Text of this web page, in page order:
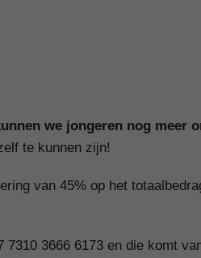
we jongeren nog meer
te kunnen zijn!
van 45% op het
7310 3666 6173 en die komt